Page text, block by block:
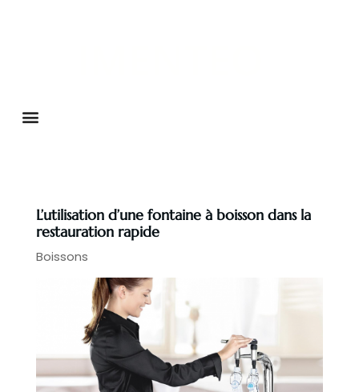
L’utilisation d’une fontaine à boisson dans la
restauration rapide
Boissons